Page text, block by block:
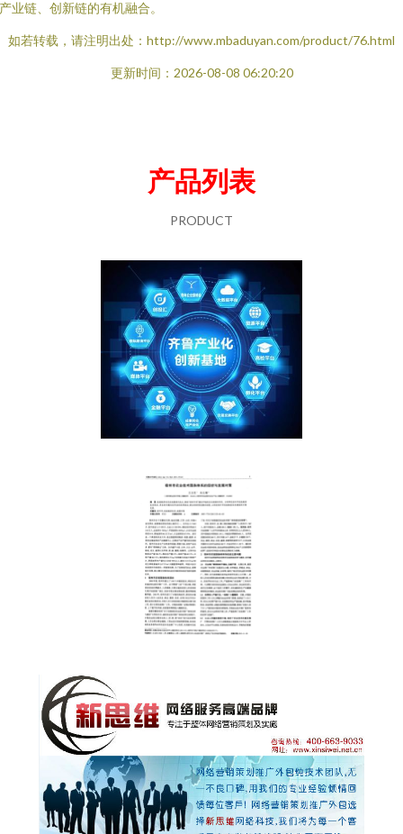
业链、创新链的有机融合。
如若转载，请注明出处：http://www.mbaduyan.com/product/76.html
更新时间：2026-08-08 06:20:20
产品列表
PRODUCT